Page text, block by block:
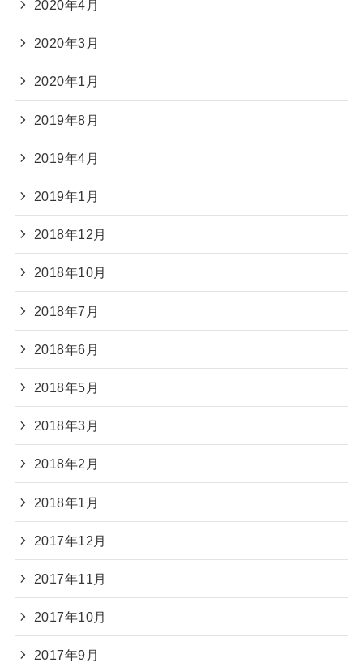
2020年4月
2020年3月
2020年1月
2019年8月
2019年4月
2019年1月
2018年12月
2018年10月
2018年7月
2018年6月
2018年5月
2018年3月
2018年2月
2018年1月
2017年12月
2017年11月
2017年10月
2017年9月